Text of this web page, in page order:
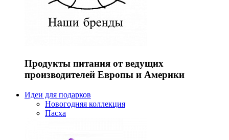
Продукты питания от ведущих
производителей Европы и Америки
Идеи для подарков
Новогодняя коллекция
Пасха